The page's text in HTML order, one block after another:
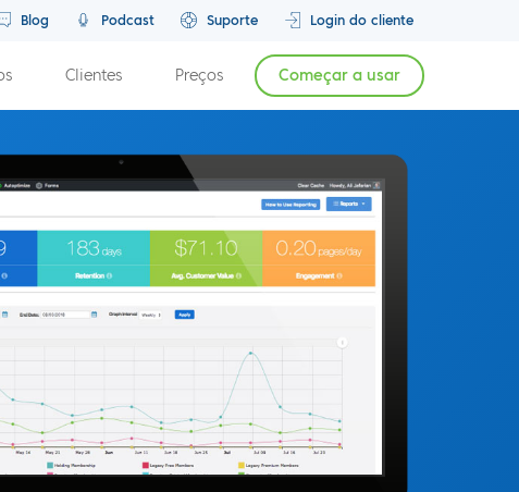
Blog Podcast Suporte Login do cliente
Clientes Preços Começar a usar